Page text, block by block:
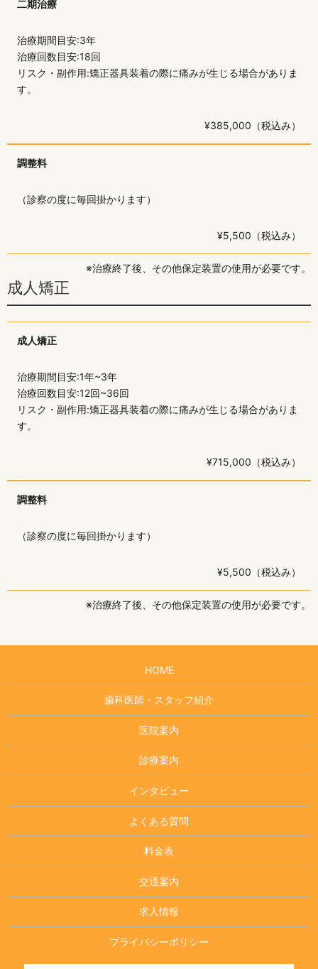
二期治療
治療期間目安:3年
治療回数目安:18回
リスク・副作用:矯正器具装着の際に痛みが生じる場合がありま
す。
¥385,000（税込み）
調整料
（診察の度に毎回掛かります）
¥5,500（税込み）
※治療終了後、その他保定装置の使用が必要です。
成人矯正
成人矯正
治療期間目安:1年~3年
治療回数目安:12回~36回
リスク・副作用:矯正器具装着の際に痛みが生じる場合がありま
す。
¥715,000（税込み）
調整料
（診察の度に毎回掛かります）
¥5,500（税込み）
※治療終了後、その他保定装置の使用が必要です。
HOME
歯科医師・スタッフ紹介
医院案内
診療案内
インタビュー
よくある質問
料金表
交通案内
求人情報
プライバシーポリシー